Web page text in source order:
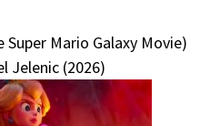
Super Mario Galaxy Movie)
Jelenic (2026)